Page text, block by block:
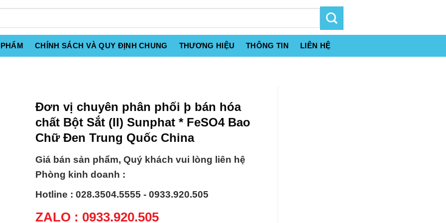
CHÍNH SÁCH VÀ QUY ĐỊNH CHUNG THƯƠNG HIỆU THÔNG TIN LIÊN HỆ
Đơn vị chuyên phân phối þ bán hóa
chất Bột Sắt (II) Sunphat * FeSO4 Bao
Chữ Đen Trung Quốc China
Giá bán sản phẩm, Quý khách vui lòng liên hệ
Phòng kinh doanh :
Hotline : 028.3504.5555 - 0933.920.505
ZALO : 0933.920.505